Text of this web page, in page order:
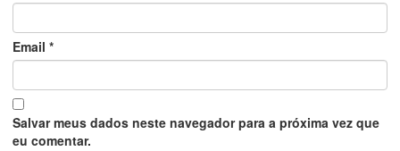
Email *
Salvar meus dados neste navegador para a próxima vez que
eu comentar.